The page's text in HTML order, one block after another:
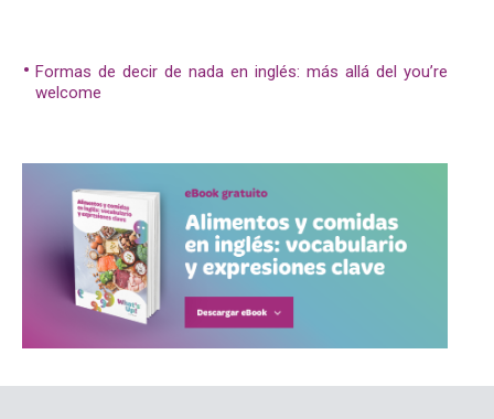
Formas de decir de nada en inglés: más allá del you’re
welcome